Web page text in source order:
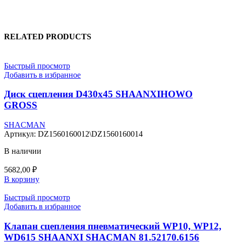
RELATED PRODUCTS
Быстрый просмотр
Добавить в избранное
Диск сцепления D430х45 SHAANXIHOWO
GROSS
SHACMAN
Артикул: DZ1560160012\DZ1560160014
В наличии
5682,00 ₽
В корзину
Быстрый просмотр
Добавить в избранное
Клапан сцепления пневматический WP10, WP12,
WD615 SHAANXI SHACMAN 81.52170.6156